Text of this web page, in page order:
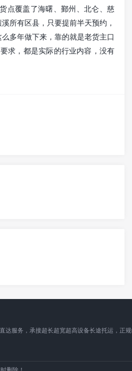
点覆盖了海曙、鄞州、北仑、慈
所有区县，只要提前半天预约，
多年做下来，靠的就是老货主口
求，都是实际的行业内容，没有
服务，承接超长超宽超高设备长途托运，正